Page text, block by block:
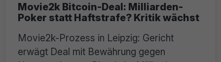
Movie2k Bitcoin-Deal: Milliarden-
Poker statt Haftstrafe? Kritik wächst
Movie2k-Prozess in Leipzig: Gericht
erwägt Deal mit Bewährung gegen